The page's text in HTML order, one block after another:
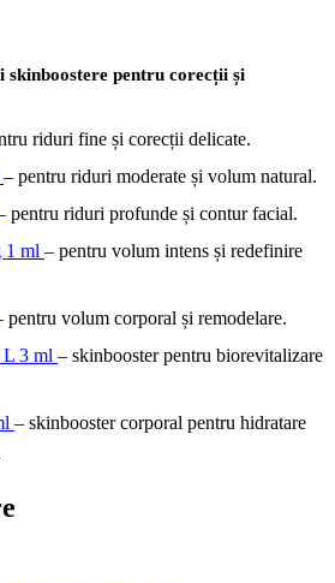
skinboostere pentru corecții și
riduri fine și corecții delicate.
– pentru riduri moderate și volum natural.
pentru riduri profunde și contur facial.
1 ml – pentru volum intens și redefinire
pentru volum corporal și remodelare.
3 ml – skinbooster pentru biorevitalizare
– skinbooster corporal pentru hidratare